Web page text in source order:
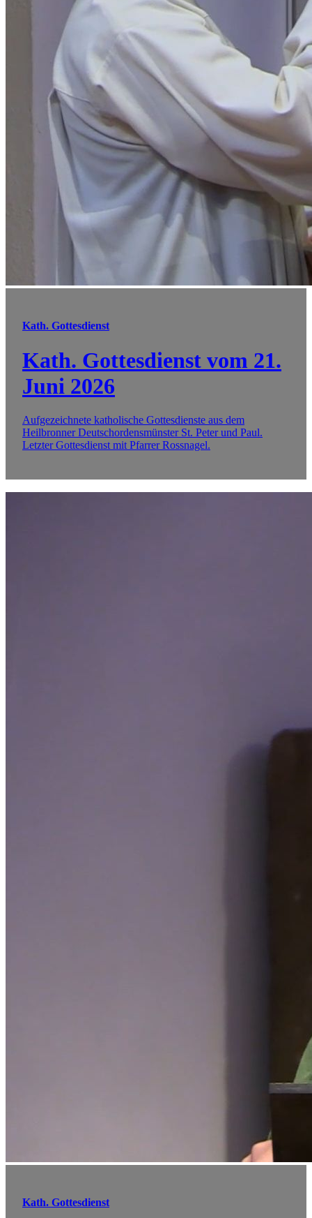
Kath. Gottesdienst
Kath. Gottesdienst vom 21.
Juni 2026
Aufgezeichnete katholische Gottesdienste aus dem
Heilbronner Deutschordensmünster St. Peter und Paul.
Letzter Gottesdienst mit Pfarrer Rossnagel.
Kath. Gottesdienst